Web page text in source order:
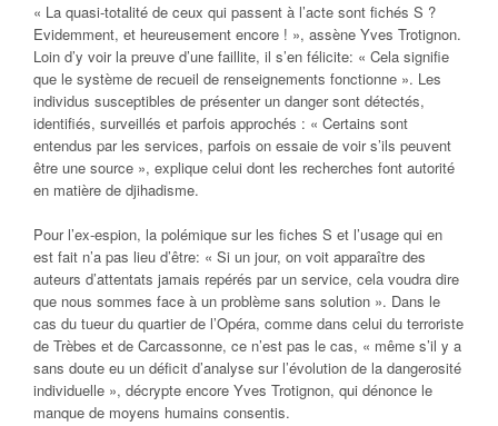
« La quasi-totalité de ceux qui passent à l’acte sont fichés S ?
Evidemment, et heureusement encore ! », assène Yves Trotignon.
Loin d’y voir la preuve d’une faillite, il s’en félicite: « Cela signifie
que le système de recueil de renseignements fonctionne ». Les
individus susceptibles de présenter un danger sont détectés,
identifiés, surveillés et parfois approchés : « Certains sont
entendus par les services, parfois on essaie de voir s’ils peuvent
être une source », explique celui dont les recherches font autorité
en matière de djihadisme.
Pour l’ex-espion, la polémique sur les fiches S et l’usage qui en
est fait n’a pas lieu d’être: « Si un jour, on voit apparaître des
auteurs d’attentats jamais repérés par un service, cela voudra dire
que nous sommes face à un problème sans solution ». Dans le
cas du tueur du quartier de l’Opéra, comme dans celui du terroriste
de Trèbes et de Carcassonne, ce n’est pas le cas, « même s’il y a
sans doute eu un déficit d’analyse sur l’évolution de la dangerosité
individuelle », décrypte encore Yves Trotignon, qui dénonce le
manque de moyens humains consentis.